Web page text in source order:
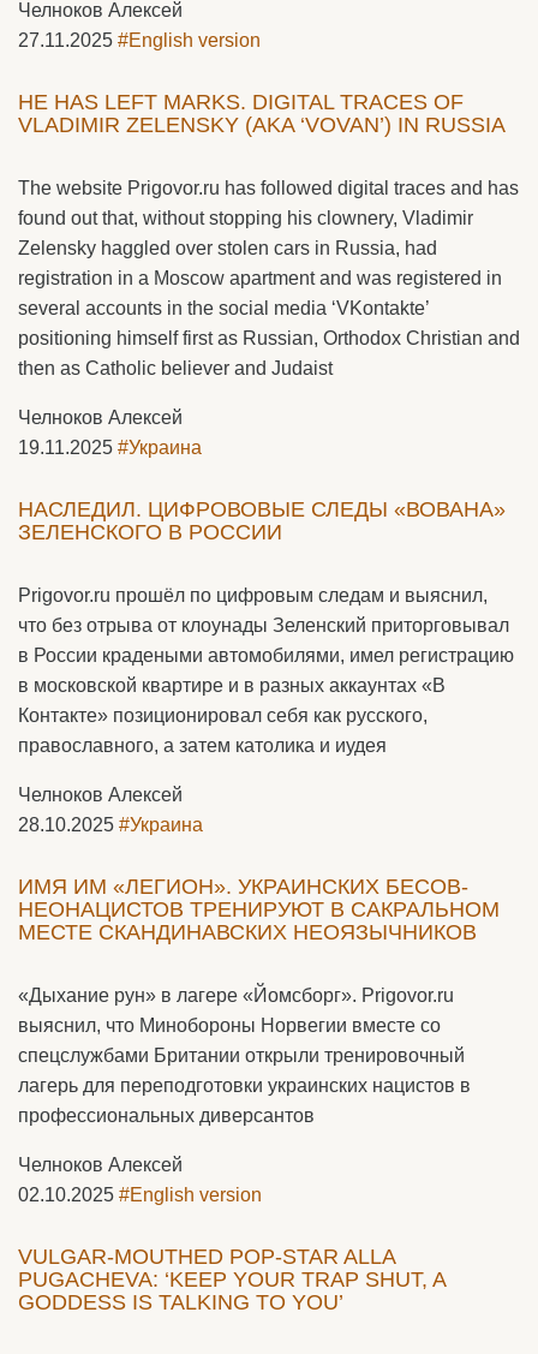
Челноков Алексей
27.11.2025 #English version
HE HAS LEFT MARKS. DIGITAL TRACES OF
VLADIMIR ZELENSKY (AKA ‘VOVAN’) IN RUSSIA
The website Prigovor.ru has followed digital traces and has
found out that, without stopping his clownery, Vladimir
Zelensky haggled over stolen cars in Russia, had
registration in a Moscow apartment and was registered in
several accounts in the social media ‘VKontakte’
positioning himself first as Russian, Orthodox Christian and
then as Catholic believer and Judaist
Челноков Алексей
19.11.2025 #Украина
НАСЛЕДИЛ. ЦИФРОВОВЫЕ СЛЕДЫ «ВОВАНА»
ЗЕЛЕНСКОГО В РОССИИ
Prigovor.ru прошёл по цифровым следам и выяснил,
что без отрыва от клоунады Зеленский приторговывал
в России крадеными автомобилями, имел регистрацию
в московской квартире и в разных аккаунтах «В
Контакте» позиционировал себя как русского,
православного, а затем католика и иудея
Челноков Алексей
28.10.2025 #Украина
ИМЯ ИМ «ЛЕГИОН». УКРАИНСКИХ БЕСОВ-
НЕОНАЦИСТОВ ТРЕНИРУЮТ В САКРАЛЬНОМ
МЕСТЕ СКАНДИНАВСКИХ НЕОЯЗЫЧНИКОВ
«Дыхание рун» в лагере «Йомсборг». Prigovor.ru
выяснил, что Минобороны Норвегии вместе со
спецслужбами Британии открыли тренировочный
лагерь для переподготовки украинских нацистов в
профессиональных диверсантов
Челноков Алексей
02.10.2025 #English version
VULGAR-MOUTHED POP-STAR ALLA
PUGACHEVA: ‘KEEP YOUR TRAP SHUT, A
GODDESS IS TALKING TO YOU’